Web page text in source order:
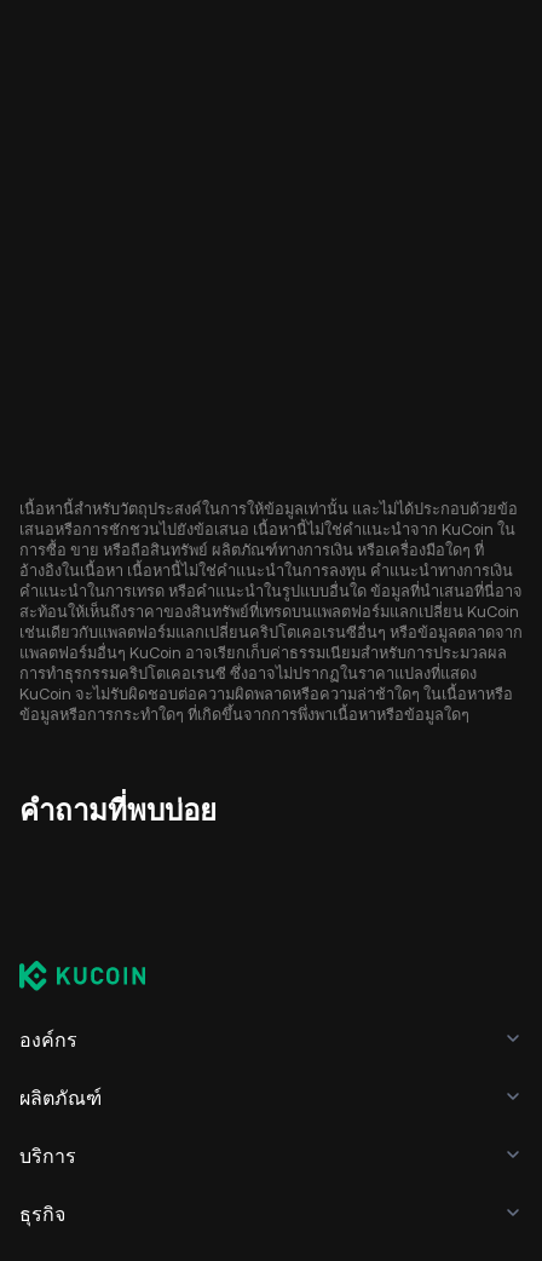
เนื้อหานี้สำหรับวัตถุประสงค์ในการให้ข้อมูลเท่านั้น และไม่ได้ประกอบด้วยข้อ
เสนอหรือการชักชวนไปยังข้อเสนอ เนื้อหานี้ไม่ใช่คำแนะนำจาก KuCoin ใน
การซื้อ ขาย หรือถือสินทรัพย์ ผลิตภัณฑ์ทางการเงิน หรือเครื่องมือใดๆ ที่
อ้างอิงในเนื้อหา เนื้อหานี้ไม่ใช่คำแนะนำในการลงทุน คำแนะนำทางการเงิน
คำแนะนำในการเทรด หรือคำแนะนำในรูปแบบอื่นใด ข้อมูลที่นำเสนอที่นี่อาจ
สะท้อนให้เห็นถึงราคาของสินทรัพย์ที่เทรดบนแพลตฟอร์มแลกเปลี่ยน KuCoin
เช่นเดียวกับแพลตฟอร์มแลกเปลี่ยนคริปโตเคอเรนซีอื่นๆ หรือข้อมูลตลาดจาก
แพลตฟอร์มอื่นๆ KuCoin อาจเรียกเก็บค่าธรรมเนียมสำหรับการประมวลผล
การทำธุรกรรมคริปโตเคอเรนซี ซึ่งอาจไม่ปรากฏในราคาแปลงที่แสดง
KuCoin จะไม่รับผิดชอบต่อความผิดพลาดหรือความล่าช้าใดๆ ในเนื้อหาหรือ
ข้อมูลหรือการกระทำใดๆ ที่เกิดขึ้นจากการพึ่งพาเนื้อหาหรือข้อมูลใดๆ
คำถามที่พบบ่อย
องค์กร
ผลิตภัณฑ์
บริการ
ธุรกิจ